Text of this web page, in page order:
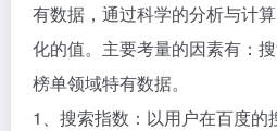
有数据，通过科学的分析与计
化的值。主要考量的因素有：
榜单领域特有数据。
1、搜索指数：以用户在百度的